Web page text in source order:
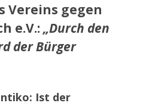
Vereins gegen
e.V.:„Durch den
der Bürger
Ist der